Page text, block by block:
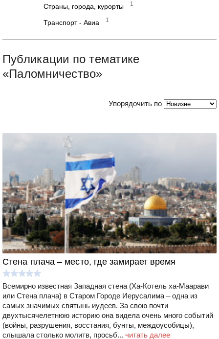
Страны, города, курорты 1
Транспорт - Авиа 1
Публикации по тематике
«Паломничество»
Упорядочить по
Стена плача – место, где замирает время
Всемирно известная Западная стена (Ха-Котель ха-Маарави
или Стена плача) в Старом Городе Иерусалима – одна из
самых значимых святынь иудеев. За свою почти
двухтысячелетнюю историю она видела очень много событий
(войны, разрушения, восстания, бунты, междоусобицы),
слышала столько молитв, просьб... читать далее